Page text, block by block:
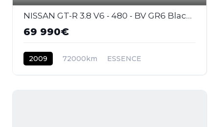
NISSAN GT-R 3.8 V6 - 480 - BV GR6 Black Edition
69 990€
2009 72000km ESSENCE